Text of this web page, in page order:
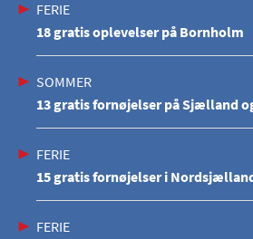
FERIE
18 gratis oplevelser på Bornholm
SOMMER
13 gratis fornøjelser på Sjælland
FERIE
15 gratis fornøjelser i
FERIE